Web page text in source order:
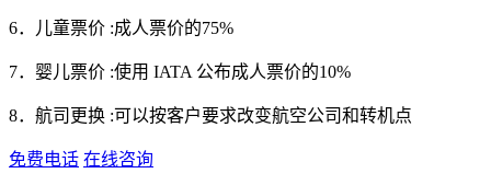
6．儿童票价 :成人票价的75%
7．婴儿票价 :使用 IATA 公布成人票价的10%
8．航司更换 :可以按客户要求改变航空公司和转机点
免费电话 在线咨询